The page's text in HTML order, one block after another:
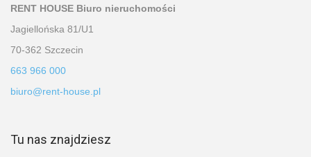
RENT HOUSE Biuro nieruchomości
Jagiellońska 81/U1
70-362 Szczecin
663 966 000
biuro@rent-house.pl
Tu nas znajdziesz